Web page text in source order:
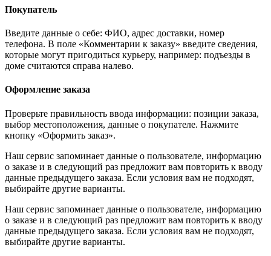
Покупатель
Введите данные о себе: ФИО, адрес доставки, номер
телефона. В поле «Комментарии к заказу» введите сведения,
которые могут пригодиться курьеру, например: подъезды в
доме считаются справа налево.
Оформление заказа
Проверьте правильность ввода информации: позиции заказа,
выбор местоположения, данные о покупателе. Нажмите
кнопку «Оформить заказ».
Наш сервис запоминает данные о пользователе, информацию
о заказе и в следующий раз предложит вам повторить к вводу
данные предыдущего заказа. Если условия вам не подходят,
выбирайте другие варианты.
Наш сервис запоминает данные о пользователе, информацию
о заказе и в следующий раз предложит вам повторить к вводу
данные предыдущего заказа. Если условия вам не подходят,
выбирайте другие варианты.